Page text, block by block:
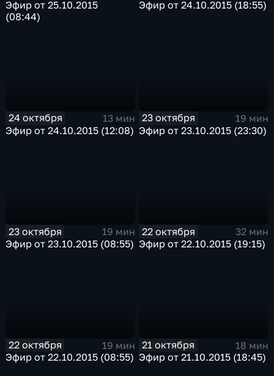
Эфир от 25.10.2015
(08:44)
Эфир от 24.10.2015 (18:55)
24 октября
13 мин
Эфир от 24.10.2015 (12:08)
23 октября
19 мин
Эфир от 23.10.2015 (23:30)
23 октября
19 мин
Эфир от 23.10.2015 (08:55)
22 октября
32 мин
Эфир от 22.10.2015 (19:15)
22 октября
19 мин
Эфир от 22.10.2015 (08:55)
21 октября
18 мин
Эфир от 21.10.2015 (18:45)